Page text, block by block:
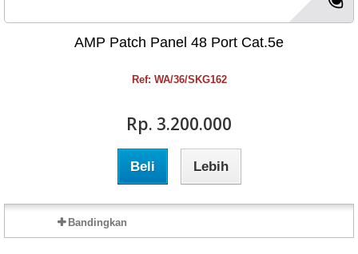
AMP Patch Panel 48 Port Cat.5e
Ref: WA/36/SKG162
Rp‎. 3.200.000
Beli Lebih
Bandingkan